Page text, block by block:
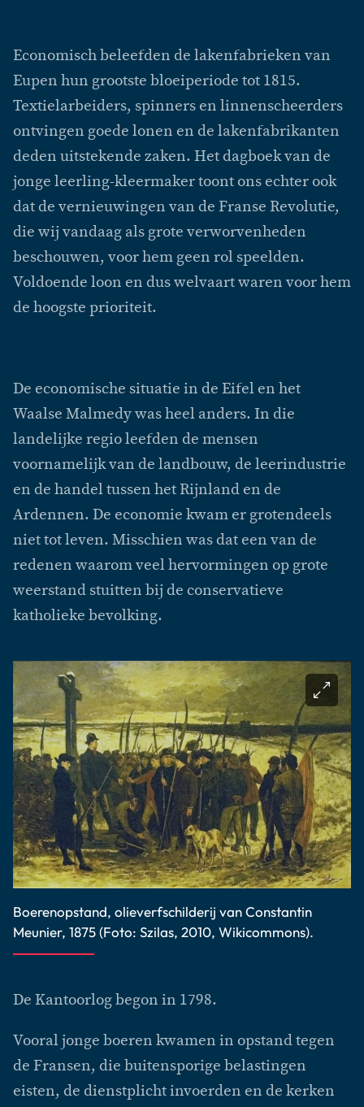
Economisch beleefden de lakenfabrieken van
Eupen hun grootste bloeiperiode tot 1815.
Textielarbeiders, spinners en linnenscheerders
ontvingen goede lonen en de lakenfabrikanten
deden uitstekende zaken. Het dagboek van de
jonge leerling-kleermaker toont ons echter ook
dat de vernieuwingen van de Franse Revolutie,
die wij vandaag als grote verworvenheden
beschouwen, voor hem geen rol speelden.
Voldoende loon en dus welvaart waren voor hem
de hoogste prioriteit.
De economische situatie in de Eifel en het
Waalse Malmedy was heel anders. In die
landelijke regio leefden de mensen
voornamelijk van de landbouw, de leerindustrie
en de handel tussen het Rijnland en de
Ardennen. De economie kwam er grotendeels
niet tot leven. Misschien was dat een van de
redenen waarom veel hervormingen op grote
weerstand stuitten bij de conservatieve
katholieke bevolking.
Boerenopstand, olieverfschilderij van Constantin
Meunier, 1875 (Foto: Szilas, 2010, Wikicommons).
De Kantoorlog begon in 1798.
Vooral jonge boeren kwamen in opstand tegen
de Fransen, die buitensporige belastingen
eisten, de dienstplicht invoerden en de kerken